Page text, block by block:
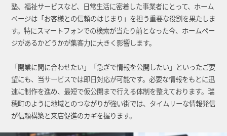
塾、福祉サービスなど、日常生活に密着した事業者にとって、ホーム
ページは「お客様との信頼のはじまり」を担う重要な役割を果たしま
す。特にスマートフォンでの検索が当たり前となった今、ホームペー
ジがあるかどうかが集客力に大きく影響します。
「開業に間に合わせたい」「急ぎで情報を公開したい」といったご要
望にも、当サービスでは即日対応が可能です。必要な情報をもとに迅
速に制作を進め、最短で仮公開まで行える体制を整えております。瑞
穂町のように地域とのつながりが強い街では、タイムリーな情報発信
が信頼構築と来店促進のカギを握ります。